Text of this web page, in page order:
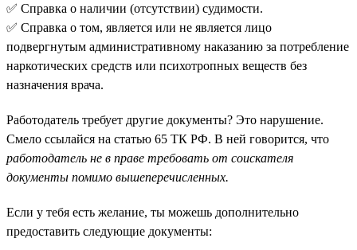
✅ Справка о наличии (отсутствии) судимости.
✅ Справка о том, является или не является лицо
подвергнутым административному наказанию за потребление
наркотических средств или психотропных веществ без
назначения врача.
Работодатель требует другие документы? Это нарушение.
Смело ссылайся на статью 65 ТК РФ. В ней говорится, что
работодатель не в праве требовать от соискателя
документы помимо вышеперечисленных.
Если у тебя есть желание, ты можешь дополнительно
предоставить следующие документы: